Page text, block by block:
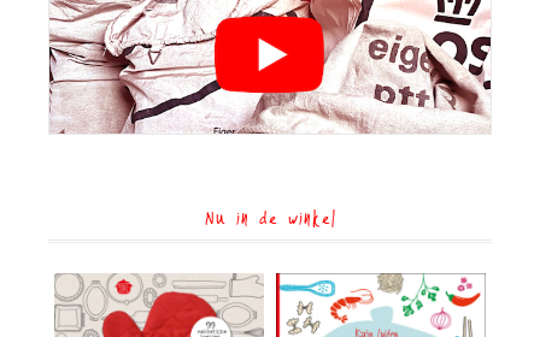
Nu in de winkel